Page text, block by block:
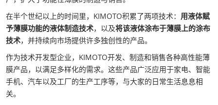
在半个世纪以上的时间里，KIMOTO积累了两项技术： 用液体赋
予薄膜功能的液体制造技术，以及将该液体涂布于薄膜上的涂布
技术，并持续向市场提供许多独创性的产品。
作为技术开发型企业，KIMOTO开发、制造和销售各种高性能薄
膜产品，以满足多样化的需求。这些产品广泛应用于家电、智能
手机、汽车以及工厂的生产工序等，与大家的日常生活息息相
关。